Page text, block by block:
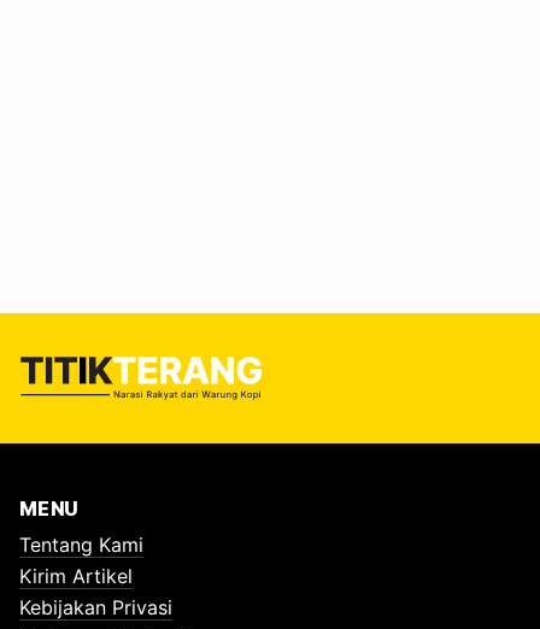
MENU
Tentang Kami
Kirim Artikel
Kebijakan Privasi